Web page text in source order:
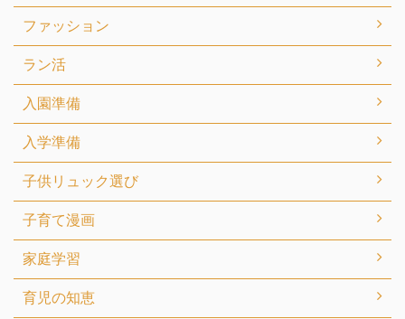
ファッション
ラン活
入園準備
入学準備
子供リュック選び
子育て漫画
家庭学習
育児の知恵